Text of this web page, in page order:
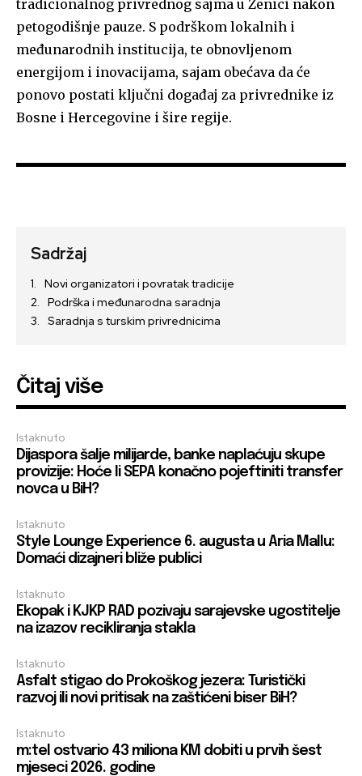
tradicionalnog privrednog sajma u Zenici nakon
petogodišnje pauze. S podrškom lokalnih i
međunarodnih institucija, te obnovljenom
energijom i inovacijama, sajam obećava da će
ponovo postati ključni događaj za privrednike iz
Bosne i Hercegovine i šire regije.
Sadržaj
Novi organizatori i povratak tradicije
Podrška i međunarodna saradnja
Saradnja s turskim privrednicima
Čitaj više
Istaknuto
Dijaspora šalje milijarde, banke naplaćuju skupe
provizije: Hoće li SEPA konačno pojeftiniti transfer
novca u BiH?
Istaknuto
Style Lounge Experience 6. augusta u Aria Mallu:
Domaći dizajneri bliže publici
Istaknuto
Ekopak i KJKP RAD pozivaju sarajevske ugostitelje
na izazov recikliranja stakla
Istaknuto
Asfalt stigao do Prokoškog jezera: Turistički
razvoj ili novi pritisak na zaštićeni biser BiH?
Istaknuto
m:tel ostvario 43 miliona KM dobiti u prvih šest
mjeseci 2026. godine